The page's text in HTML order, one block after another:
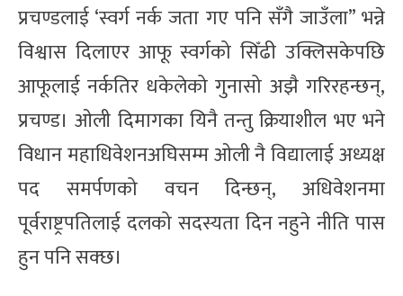
प्रचण्डलाई ‘स्वर्ग नर्क जता गए पनि सँगै जाउँला” भन्ने
विश्वास दिलाएर आफू स्वर्गको सिँढी उक्लिसकेपछि
आफूलाई नर्कतिर धकेलेको गुनासो अझै गरिरहन्छन्,
प्रचण्ड। ओली दिमागका यिनै तन्तु क्रियाशील भए भने
विधान महाधिवेशनअघिसम्म ओली नै विद्यालाई अध्यक्ष
पद समर्पणको वचन दिन्छन्, अधिवेशनमा
पूर्वराष्ट्रपतिलाई दलको सदस्यता दिन नहुने नीति पास
हुन पनि सक्छ।